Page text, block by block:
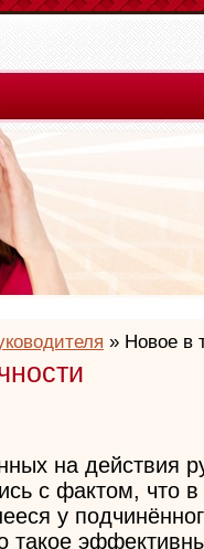
» Новое в
на действия
с фактом, что в
у
такое